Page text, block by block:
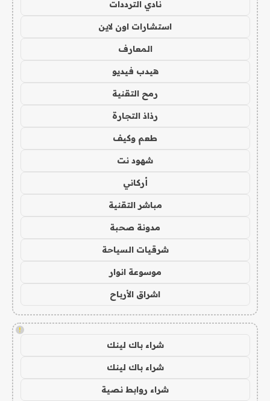
نادي الترددات
استشارات اون لاين
المعارف
هيدب فيديو
رمح التقنية
رذاذ التجارة
طعم وكيف
شهود نت
أركاني
مباشر التقنية
مدونة صحبة
شرقيات السياحة
موسوعة انوار
اشراق الأرباح
!
شراء باك لينك
شراء باك لينك
شراء روابط نصية